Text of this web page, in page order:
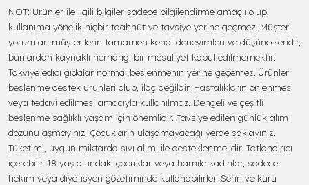
NOT: Ürünler ile ilgili bilgiler sadece bilgilendirme amaçlı olup,
kullanıma yönelik hiçbir taahhüt ve tavsiye yerine geçmez. Müşteri
yorumları müşterilerin tamamen kendi deneyimleri ve düşünceleridir,
bunlardan kaynaklı herhangi bir mesuliyet kabul edilmemektir.
Takviye edici gıdalar normal beslenmenin yerine geçemez. Ürünler
beslenme destek ürünleri olup, ilaç değildir. Hastalıkların önlenmesi
veya tedavi edilmesi amacıyla kullanılmaz. Dengeli ve çeşitli
beslenme sağlıklı yaşam için önemlidir. Tavsiye edilen günlük alım
dozunu aşmayınız. Çocukların ulaşamayacağı yerde saklayınız.
Tüketimi, uygun miktarda sıvı alımı ile desteklenmelidir. Tatlandırıcı
içerebilir. 18 yaş altındaki çocuklar veya hamile kadınlar, sadece
hekim veya diyetisyen gözetiminde kullanabilirler. Serin ve kuru